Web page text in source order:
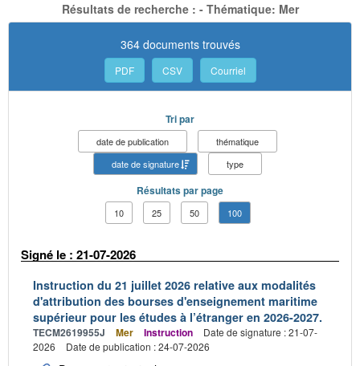
Résultats de recherche : - Thématique: Mer
364 documents trouvés
PDF CSV Courriel
Tri par
date de publication
thématique
date de signature
type
Résultats par page
10 25 50 100
Signé le : 21-07-2026
Instruction du 21 juillet 2026 relative aux modalités
d'attribution des bourses d'enseignement maritime
supérieur pour les études à l’étranger en 2026-2027.
TECM2619955J Mer Instruction
Date de signature : 21-07-
2026
Date de publication : 24-07-2026